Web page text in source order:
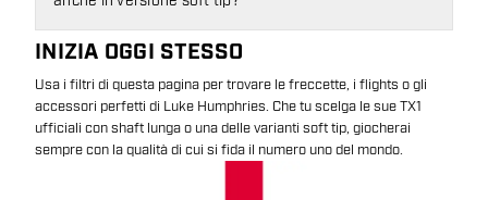
INIZIA OGGI STESSO
Usa i filtri di questa pagina per trovare le freccette, i flights o gli
accessori perfetti di Luke Humphries. Che tu scelga le sue TX1
ufficiali con shaft lunga o una delle varianti soft tip, giocherai
sempre con la qualità di cui si fida il numero uno del mondo.